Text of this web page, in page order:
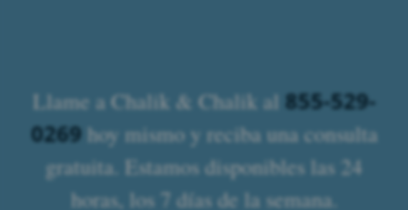
Llame a Chalik & Chalik al 855-529-
0269hoy mismo y reciba una consulta
gratuita. Estamos disponibles las 24
horas, los 7 días de la semana.